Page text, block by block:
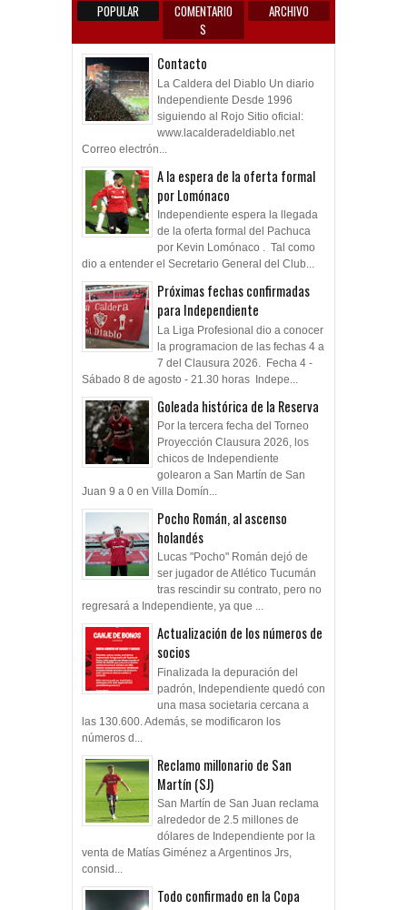
POPULAR
COMENTARIO
S
ARCHIVO
Contacto
La Caldera del Diablo Un diario
Independiente Desde 1996
siguiendo al Rojo Sitio oficial:
www.lacalderadeldiablo.net
Correo electrón...
A la espera de la oferta formal
por Lomónaco
Independiente espera la llegada
de la oferta formal del Pachuca
por Kevin Lomónaco . Tal como
dio a entender el Secretario General del Club...
Próximas fechas confirmadas
para Independiente
La Liga Profesional dio a conocer
la programacion de las fechas 4 a
7 del Clausura 2026. Fecha 4 -
Sábado 8 de agosto - 21.30 horas Indepe...
Goleada histórica de la Reserva
Por la tercera fecha del Torneo
Proyección Clausura 2026, los
chicos de Independiente
golearon a San Martín de San
Juan 9 a 0 en Villa Domín...
Pocho Román, al ascenso
holandés
Lucas "Pocho" Román dejó de
ser jugador de Atlético Tucumán
tras rescindir su contrato, pero no
regresará a Independiente, ya que ...
Actualización de los números de
socios
Finalizada la depuración del
padrón, Independiente quedó con
una masa societaria cercana a
las 130.600. Además, se modificaron los
números d...
Reclamo millonario de San
Martín (SJ)
San Martín de San Juan reclama
alrededor de 2.5 millones de
dólares de Independiente por la
venta de Matías Giménez a Argentinos Jrs,
consid...
Todo confirmado en la Copa